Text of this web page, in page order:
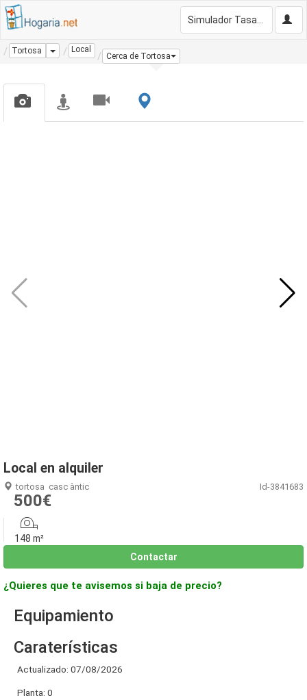
Tortosa Dropdown
Local
Cerca de Tortosa
Local en alquiler
tortosa casc àntic Id-3841683
500€
148 m²
Contactar
¿Quieres que te avisemos si baja de precio?
Equipamiento
Caraterísticas
Actualizado: 07/08/2026
Planta: 0